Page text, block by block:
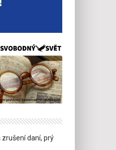
daní, prý